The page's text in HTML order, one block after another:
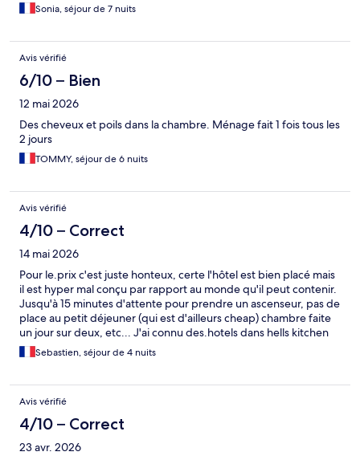
Sonia, séjour de 7 nuits
Avis vérifié
6/10 – Bien
12 mai 2026
Des cheveux et poils dans la chambre. Ménage fait 1 fois tous les
2 jours
TOMMY, séjour de 6 nuits
Avis vérifié
4/10 – Correct
14 mai 2026
Pour le.prix c'est juste honteux, certe l'hôtel est bien placé mais
il est hyper mal conçu par rapport au monde qu'il peut contenir.
Jusqu'à 15 minutes d'attente pour prendre un ascenseur, pas de
place au petit déjeuner (qui est d'ailleurs cheap) chambre faite
un jour sur deux, etc... J'ai connu des.hotels dans hells kitchen
moins cher et beaucoup mieux, celui là c'est terminé pour moi
Sebastien, séjour de 4 nuits
Avis vérifié
4/10 – Correct
23 avr. 2026